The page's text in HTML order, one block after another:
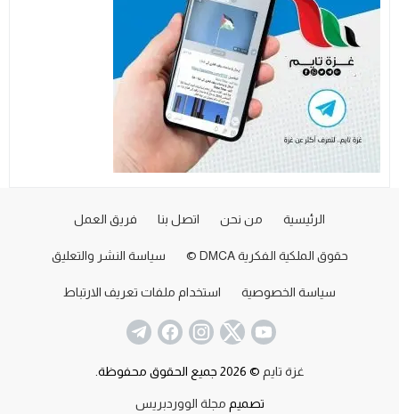
الرئيسية من نحن اتصل بنا فريق العمل
حقوق الملكية الفكرية DMCA © سياسة النشر والتعليق
سياسة الخصوصية استخدام ملفات تعريف الارتباط
غزة تايم © 2026 جميع الحقوق محفوظة.
تصميم مجلة الووردبريس